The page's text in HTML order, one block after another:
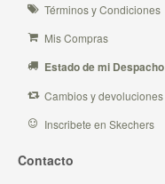
Términos y Condiciones
Mis Compras
Estado de mi Despacho
Cambios y devoluciones
Inscribete en Skechers
Contacto